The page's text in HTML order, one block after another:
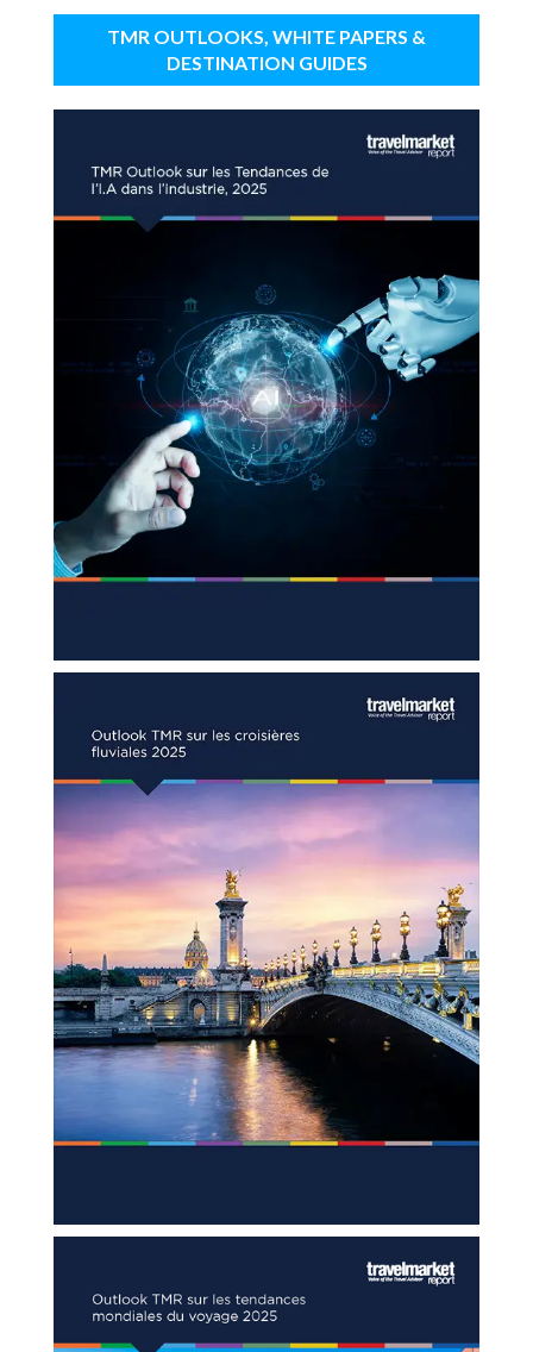
TMR OUTLOOKS, WHITE PAPERS &
DESTINATION GUIDES